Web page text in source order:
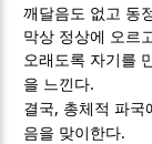
깨달음도 없고 동
막상 정상에 오르
오래도록 자기를
을 느낀다.
결국, 총체적 파국
음을 맞이한다.